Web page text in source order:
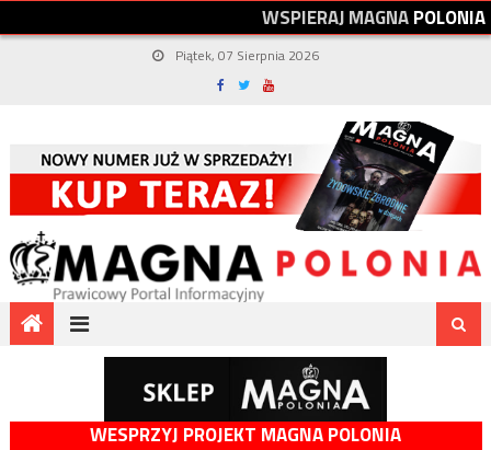
WSPIERAJMAGNAPOLONIA
Piątek, 07 Sierpnia 2026
WESPRZYJ PROJEKT MAGNA POLONIA